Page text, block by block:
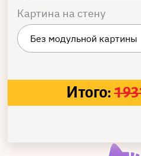
Картина на стену
Итого: